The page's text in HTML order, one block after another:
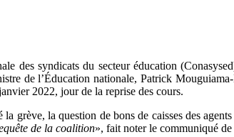
des syndicats du secteur éducation
de l’Éducation nationale, Patrick
2022, jour de la reprise des cours.
grève, la question de bons de caisses des
de la coalition», fait noter le communiqué